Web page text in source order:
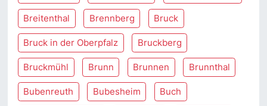
Breitenthal Brennberg Bruck
Bruck in der Oberpfalz Bruckberg
Bruckmühl Brunn Brunnen Brunnthal
Bubenreuth Bubesheim Buch